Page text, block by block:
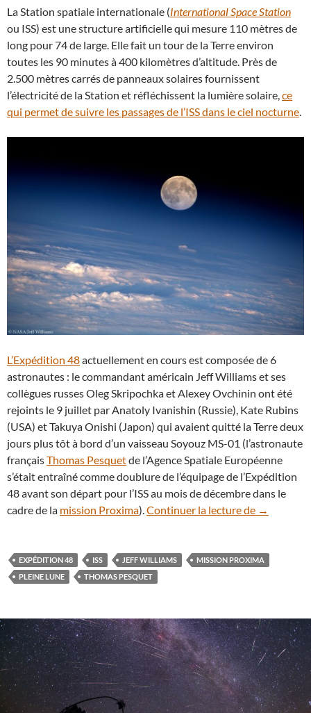
La Station spatiale internationale (International Space Station
ou ISS) est une structure artificielle qui mesure 110 mètres de
long pour 74 de large. Elle fait un tour de la Terre environ
toutes les 90 minutes à 400 kilomètres d’altitude. Près de
2.500 mètres carrés de panneaux solaires fournissent
l’électricité de la Station et réfléchissent la lumière solaire, ce
qui permet de suivre les passages de l’ISS dans le ciel nocturne
L’Expédition 48actuellement en cours est composée de 6
astronautes : le commandant américain Jeff Williams et ses
collègues russes Oleg Skripochka et Alexey Ovchinin ont été
rejoints le 9 juillet par Anatoly Ivanishin (Russie), Kate Rubins
(USA) et Takuya Onishi (Japon) qui avaient quitté la Terre deux
jours plus tôt à bord d’un vaisseau Soyouz MS-01 (l’astronaute
françaisThomas Pesquetde l’Agence Spatiale Européenne
s’était entraîné comme doublure de l’équipage de l’Expédition
48 avant son départ pour l’ISS au mois de décembre dans le
cadre de la mission Proxima).Continuer la lecture de Le lever
→
EXPÉDITION 48 ISS JEFF WILLIAMS
MISSION PROXIMA
PLEINE LUNE
THOMAS PESQUET